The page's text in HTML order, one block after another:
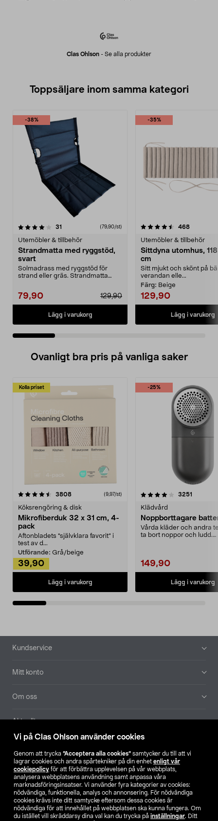
Vi på Clas Ohlson använder cookies
Genom att trycka ”Acceptera alla cookies” samtycker du till att vi
lagrar cookies och andra spårtekniker på din enhet enligt vår
cookiepolicy för att förbättra upplevelsen på vår webbplats,
analysera webbplatsens användning samt anpassa våra
marknadsföringsinsatser. Vi använder fyra kategorier av cookies:
nödvändiga, funktionella, analys och annonsering. För nödvändiga
cookies krävs inte ditt samtycke eftersom dessa cookies är
nödvändiga för att innehållet på webbplatsen ska kunna fungera. Om
du istället vill skräddarsy dina val kan du trycka på inställningar. Ditt
Clas Ohlson - Se alla produkter
Toppsäljare inom samma kategori
-38%
31 (79,90/st)
Utemöbler & tillbehör
Strandmatta med ryggstöd,
svart
Solmadrass med ryggstöd för
strand eller gräs. Strandmatta
79,90 129,90
Lägg i varukorg
-35%
4.5 av 5 stjärnor 468
Utemöbler & tillbehör
Sittdyna utomhus,
cm
Sitt mjukt och skönt på
verandan elle...
Färg: Beige
129,90
Lägg i varukorg
4.5 av 5 stjärnor
Ovanligt bra pris på vanliga saker
Kolla priset
3808recensioner (9,97/st)
Köksrengöring & disk
Mikrofiberduk 32 x 31 cm, 4-
pack
Aftonbladets "självklara favorit” i
test av d...
Utförande: Grå/beige
39,90
Lägg i varukorg
-25%
4.0av 5 stjärnor 3251
Klädvård
Noppborttagare
Vårda kläder och andra
ta bort noppor och ludd.
149,90
Lägg i varukorg
4.5av 5 stjärnor
Sidfot
Kundservice
Mitt konto
Om oss
Aktuellt
Hitta butik
SE NO FI